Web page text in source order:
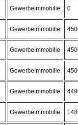
Gewerbeimmobilie 0
Gewerbeimmobilie
Gewerbeimmobilie
Gewerbeimmobilie
Gewerbeimmobilie
Gewerbeimmobilie